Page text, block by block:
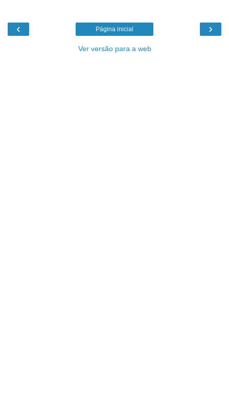
‹ ›
Página inicial
Ver versão para a web